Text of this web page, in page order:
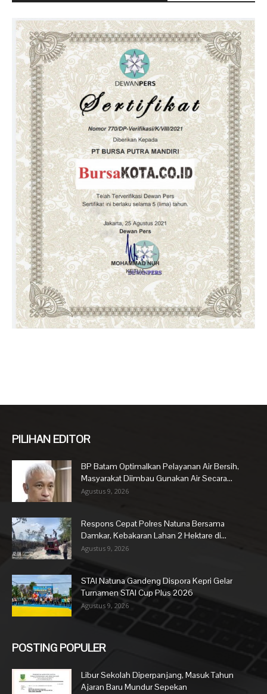
PILIHAN EDITOR
BP Batam Optimalkan Pelayanan Air Bersih,
Masyarakat Diimbau Gunakan Air Secara...
Agustus 9, 2026
Respons Cepat Polres Natuna Bersama
Damkar, Kebakaran Lahan 2 Hektare di...
Agustus 9, 2026
STAI Natuna Gandeng Dispora Kepri Gelar
Turnamen STAI Cup Plus 2026
Agustus 9, 2026
POSTING POPULER
Libur Sekolah Diperpanjang, Masuk Tahun
Ajaran Baru Mundur Sepekan